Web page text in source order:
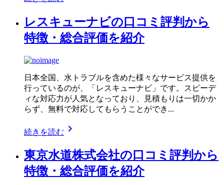
レスキューナビの口コミ評判から
特徴・総合評価を紹介
日本全国、水トラブルを含めた様々なサービス提供を
行っているのが、「レスキューナビ」です。スピーデ
ィな対応力が人気となっており、見積もりは一切かか
らず、無料で対応してもらうことができ...
続きを読む chevron_right
東京水道株式会社の口コミ評判から
特徴・総合評価を紹介